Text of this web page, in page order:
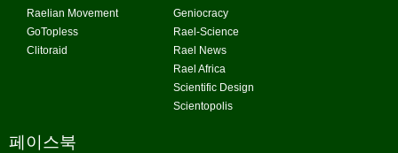
Raelian Movement
GoTopless
Clitoraid
Geniocracy
Rael-Science
Rael News
Rael Africa
Scientific Design
Scientopolis
페이스북